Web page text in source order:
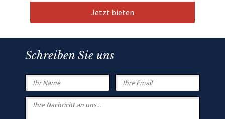
Jetzt bieten
Schreiben Sie uns